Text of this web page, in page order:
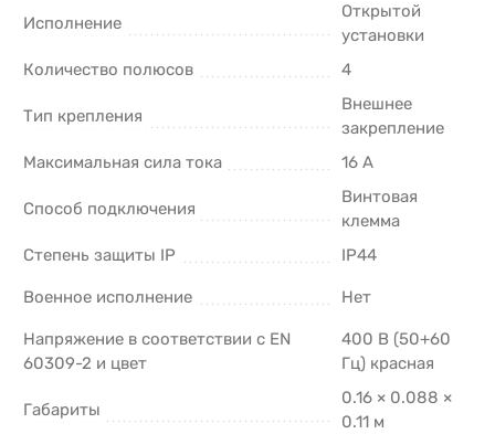
Исполнение
Открытой
установки
Количество полюсов
4
Тип крепления
Внешнее
закрепление
Максимальная сила тока
16 А
Способ подключения
Винтовая
клемма
Степень защиты IP
IP44
Военное исполнение Нет
Напряжение в соответствии с EN
60309-2 и цвет
400 В (50+60
Гц) красная
Габариты
0.16 × 0.088 ×
0.11 м